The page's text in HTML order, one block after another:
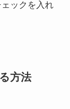
ックを入れ
方法